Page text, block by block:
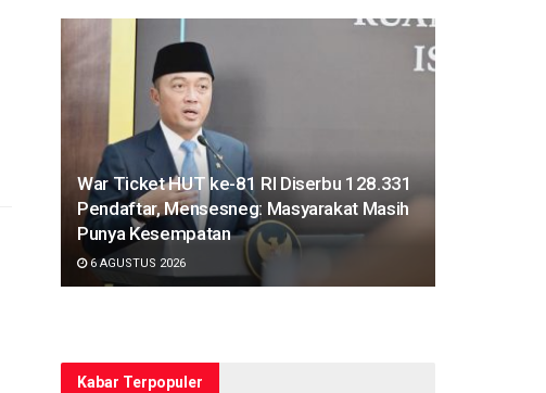
War Ticket HUT ke-81 RI Diserbu 128.331
Pendaftar, Mensesneg: Masyarakat Masih
Punya Kesempatan
6 AGUSTUS 2026
Kabar Terpopuler